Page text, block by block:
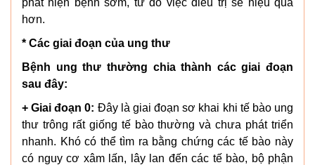
hơn.
* Các giai đoạn của ung thư
Bệnh ung thư thường chia thành các giai đoạn
sau đây:
+ Giai đoạn 0: Đây là giai đoạn sơ khai khi tế bào ung
thư trông rất giống tế bào thường và chưa phát triển
nhanh. Khó có thể tìm ra bằng chứng các tế bào này
có nguy cơ xâm lấn, lây lan đến các tế bào, bộ phận